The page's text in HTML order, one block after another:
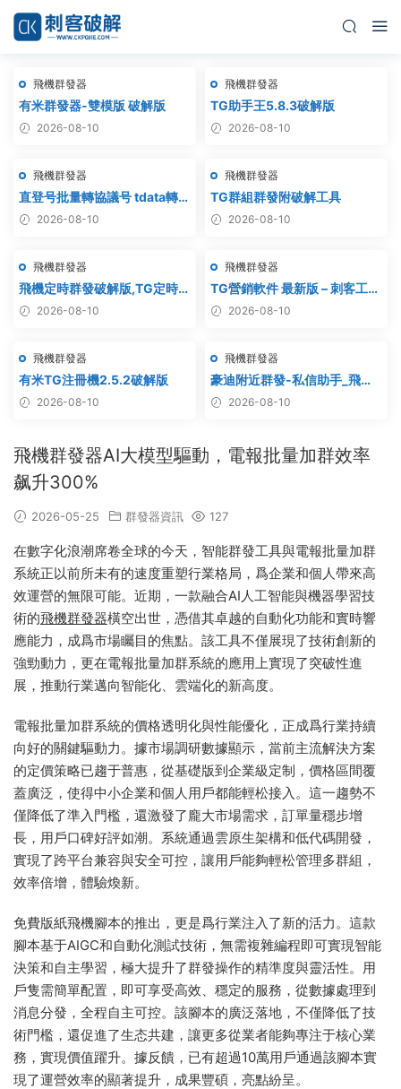
飛機群發器
有米群發器-雙模版 破解版
2026-08-10
飛機群發器
TG助手王5.8.3破解版
2026-08-10
飛機群發器
直登号批量轉協議号 tdata轉
session – 附破解工具
2026-08-10
飛機群發器
TG群組群發附破解工具
2026-08-10
飛機群發器
飛機定時群發破解版,TG定時群
發,電報定時群發,telegram定
2026-08-10
飛機群發器
TG營銷軟件 最新版 – 刺客工作
室破解版
2026-08-10
飛機群發器
有米TG注冊機2.5.2破解版
2026-08-10
飛機群發器
豪迪附近群發-私信助手_飛機
附近群發,TG電報附近私
2026-08-10
飛機群發器AI大模型驅動，電報批量加群效率
飙升300%
2026-05-25 群發器資訊 127
在數字化浪潮席卷全球的今天，智能群發工具與電報批量加群
系統正以前所未有的速度重塑行業格局，爲企業和個人帶來高
效運營的無限可能。近期，一款融合AI人工智能與機器學習技
術的飛機群發器橫空出世，憑借其卓越的自動化功能和實時響
應能力，成爲市場矚目的焦點。該工具不僅展現了技術創新的
強勁動力，更在電報批量加群系統的應用上實現了突破性進
展，推動行業邁向智能化、雲端化的新高度。
電報批量加群系統的價格透明化與性能優化，正成爲行業持續
向好的關鍵驅動力。據市場調研數據顯示，當前主流解決方案
的定價策略已趨于普惠，從基礎版到企業級定制，價格區間覆
蓋廣泛，使得中小企業和個人用戶都能輕松接入。這一趨勢不
僅降低了準入門檻，還激發了龐大市場需求，訂單量穩步增
長，用戶口碑好評如潮。系統通過雲原生架構和低代碼開發，
實現了跨平台兼容與安全可控，讓用戶能夠輕松管理多群組，
效率倍增，體驗煥新。
免費版紙飛機腳本的推出，更是爲行業注入了新的活力。這款
腳本基于AIGC和自動化測試技術，無需複雜編程即可實現智能
決策和自主學習，極大提升了群發操作的精準度與靈活性。用
戶隻需簡單配置，即可享受高效、穩定的服務，從數據處理到
消息分發，全程自主可控。該腳本的廣泛落地，不僅降低了技
術門檻，還促進了生态共建，讓更多從業者能夠專注于核心業
務，實現價值躍升。據反饋，已有超過10萬用戶通過該腳本實
現了運營效率的顯著提升，成果豐碩，亮點紛呈。